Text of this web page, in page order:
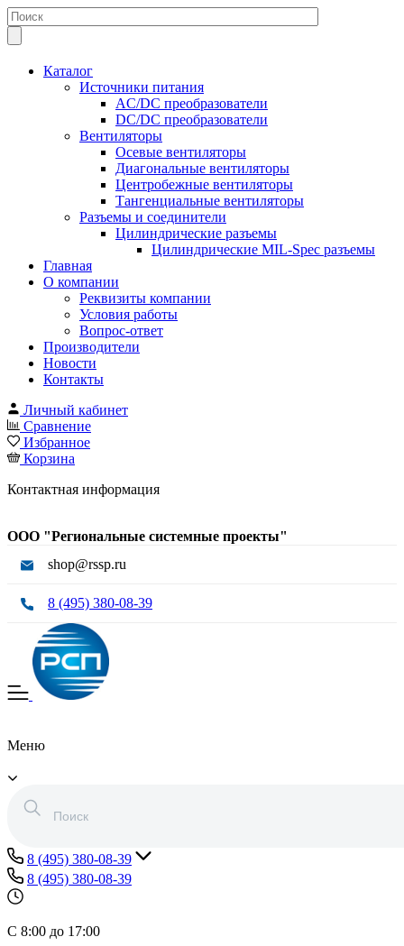
Каталог
Источники питания
AC/DC преобразователи
DC/DC преобразователи
Вентиляторы
Осевые вентиляторы
Диагональные вентиляторы
Центробежные вентиляторы
Тангенциальные вентиляторы
Разъемы и соединители
Цилиндрические разъемы
Цилиндрические MIL-Spec разъемы
Главная
О компании
Реквизиты компании
Условия работы
Вопрос-ответ
Производители
Новости
Контакты
Личный кабинет
Сравнение
Избранное
Корзина
Контактная информация
ООО "Региональные системные проекты"
shop@rssp.ru
8 (495) 380-08-39
Меню
8 (495) 380-08-39
8 (495) 380-08-39
С 8:00 до 17:00